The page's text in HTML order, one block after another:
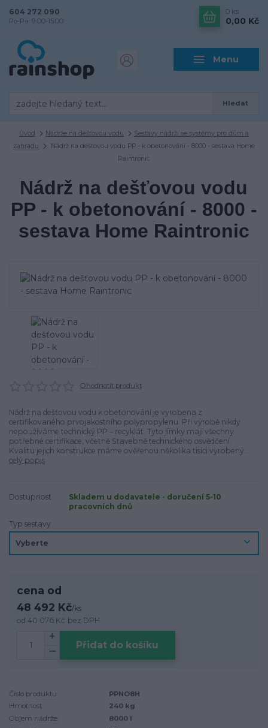
Menu
Hledat
604 272 090
Po-Pá: 9.00-15.00
0 ks
0,00 Kč
Úvod Nádrže na dešťovou vodu
Sestavy nádrží se systémy pro dům a
zahradu
Nádrž na dešťovou vodu PP - k obetonování - 8000 - sestava Home
Raintronic
Nádrž na dešťovou vodu
PP - k obetonování - 8000 -
sestava Home Raintronic
Ohodnotit produkt
Nádrž na dešťovou vodu k obetonování je vyrobena z
certifikovaného prvojakostního polypropylenu. Při výrobě nikdy
nepoužíváme technický PP – recyklát. Tyto jímky mají všechny
potřebné certifikace, včetně Stavebně technického osvědčení.
Kvalitu jejich konstrukce máme ověřenou několika tisíci vyrobený...
celý popis
Dostupnost
Skladem u dodavatele - doručení 5-10
pracovních dnů
Typ sestavy
cena od
48 492 Kč/ks
od40 076 Kč bez DPH
Přidat do košíku
Číslo produktu:
PPNO8H
Hmotnost:
240 kg
Objem nádrže:
8000 l